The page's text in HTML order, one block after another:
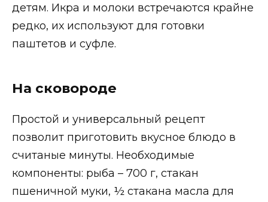
детям. Икра и молоки встречаются крайне
редко, их используют для готовки
паштетов и суфле.
На сковороде
Простой и универсальный рецепт
позволит приготовить вкусное блюдо в
считаные минуты. Необходимые
компоненты: рыба – 700 г, стакан
пшеничной муки, ½ стакана масла для